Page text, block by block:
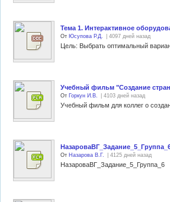
Тема 1. Интерактивное
От Юсупова Р.Д. | 4097 дней назад
Учебный фильм "Создание
От Горкун И.В. | 4103 дней назад
Учебный фильм для коллег о
От Назарова В.Г. | 4125 дней назад
НазароваВГ_Задание_5_Группа_6